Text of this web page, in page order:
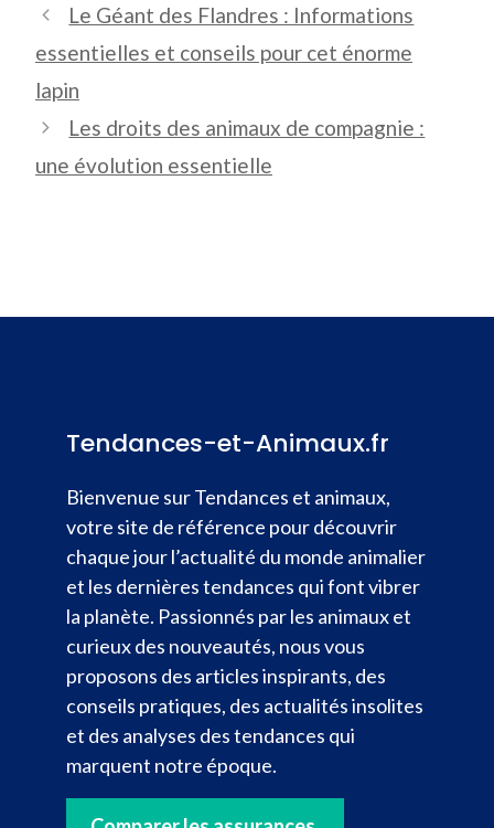
Le Géant des Flandres : Informations
essentielles et conseils pour cet énorme
lapin
Les droits des animaux de compagnie :
une évolution essentielle
Tendances-et-Animaux.fr
Bienvenue sur Tendances et animaux,
votre site de référence pour découvrir
chaque jour l’actualité du monde animalier
et les dernières tendances qui font vibrer
la planète. Passionnés par les animaux et
curieux des nouveautés, nous vous
proposons des articles inspirants, des
conseils pratiques, des actualités insolites
et des analyses des tendances qui
marquent notre époque.